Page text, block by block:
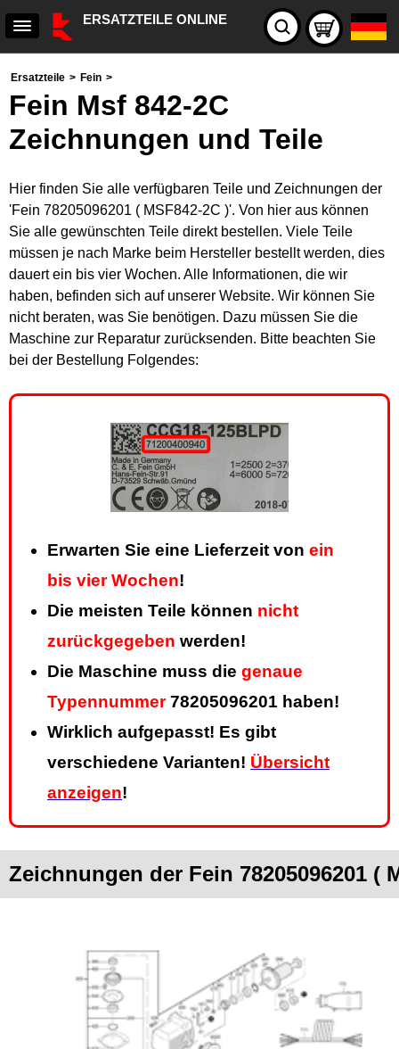
ERSATZTEILE ONLINE
Ersatzteile > Fein >
Fein Msf 842-2C
Zeichnungen und Teile
Hier finden Sie alle verfügbaren Teile und Zeichnungen der
'Fein 78205096201 ( MSF842-2C )'. Von hier aus können
Sie alle gewünschten Teile direkt bestellen. Viele Teile
müssen je nach Marke beim Hersteller bestellt werden, dies
dauert ein bis vier Wochen. Alle Informationen, die wir
haben, befinden sich auf unserer Website. Wir können Sie
nicht beraten, was Sie benötigen. Dazu müssen Sie die
Maschine zur Reparatur zurücksenden. Bitte beachten Sie
bei der Bestellung Folgendes:
Erwarten Sie eine Lieferzeit von ein
bis vier Wochen!
Die meisten Teile können nicht
zurückgegeben werden!
Die Maschine muss die genaue
Typennummer78205096201 haben!
Wirklich aufgepasst! Es gibt
verschiedene Varianten! Übersicht
anzeigen!
Zeichnungen der Fein 78205096201 (